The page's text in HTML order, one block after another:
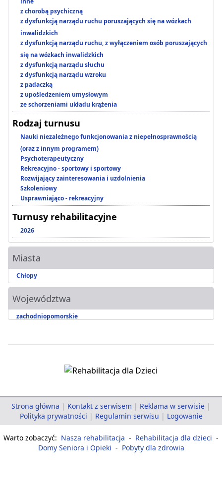
z chorobą psychiczną
z dysfunkcją narządu ruchu poruszających się na wózkach
inwalidzkich
z dysfunkcją narządu ruchu, z wyłączeniem osób poruszających
się na wózkach inwalidzkich
z dysfunkcją narządu słuchu
z dysfunkcją narządu wzroku
z padaczką
z upośledzeniem umysłowym
ze schorzeniami układu krążenia
Rodzaj turnusu
Nauki niezależnego funkcjonowania z niepełnosprawnością
(oraz z innym programem)
Psychoterapeutyczny
Rekreacyjno - sportowy i sportowy
Rozwijający zainteresowania i uzdolnienia
Szkoleniowy
Usprawniająco - rekreacyjny
Turnusy rehabilitacyjne
2026
Miasta
Chłopy
Województwa
zachodniopomorskie
Strona główna | Kontakt z serwisem | Reklama w serwisie |
Polityka prywatności | Regulamin serwisu | Logowanie
Warto zobaczyć: Nasza rehabilitacja - Rehabilitacja dla dzieci -
Domy Seniora i Opieki - Pobyty dla zdrowia